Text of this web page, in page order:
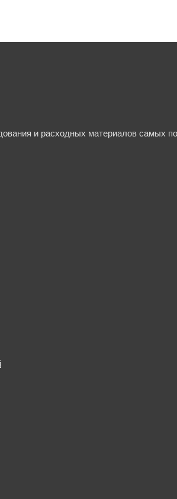
и расходных материалов самых